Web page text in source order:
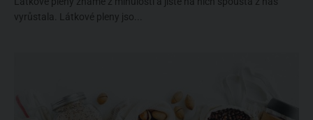
vyrůstala. Látkové pleny jso...